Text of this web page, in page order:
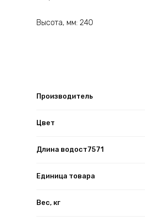
Высота, мм: 240
Производитель
Цвет
Длина водост7571
Единица товара
Вес, кг